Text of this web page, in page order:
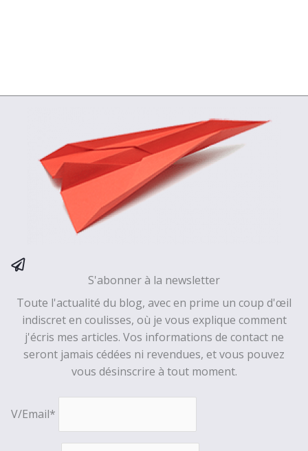
S'abonner à la newsletter
Toute l'actualité du blog, avec en prime un coup d'œil
indiscret en coulisses, où je vous explique comment
j'écris mes articles. Vos informations de contact ne
seront jamais cédées ni revendues, et vous pouvez
vous désinscrire à tout moment.
V/Email*